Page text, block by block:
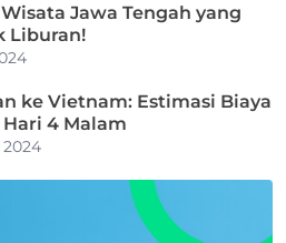
Jawa Tengah yang
Liburan!
ke Vietnam: Estimasi Biaya
4 Malam